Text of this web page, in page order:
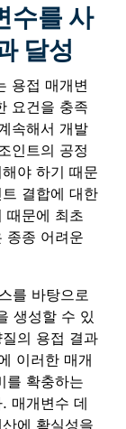
수를 사
달성
용접 매개변
요건을 충족
속해서 개발
인트의 공정
야 하기 때문
결합에 대한
때문에 최초
종종 어려운
를 바탕으로
생성할 수 있
의 용접 결과
이러한 매개
를 확충하는
매개변수 데
에 확실성을